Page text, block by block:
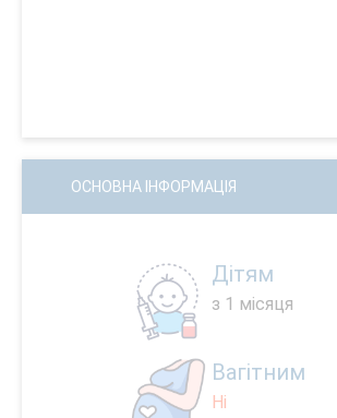
ОСНОВНА ІНФОРМАЦІЯ
Дітям
з 1 місяця
Вагітним
Ні